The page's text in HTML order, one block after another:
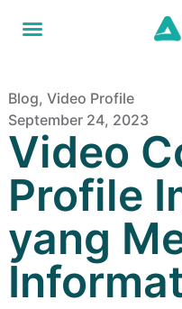
Blog, Video Profile
September 24, 2023
Video
Profile
yang